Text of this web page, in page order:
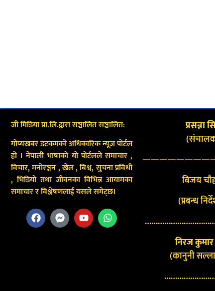
जी मिडिया प्रा.लि.द्वारा सञ्चालित सञ्चालित:
गोप्यखबर डटकमको अधिकारिक न्यूज पोर्टल
हो । नेपाली भाषाको यो पोर्टलले समाचार ,
विचार, मनोरञ्जन , खेल , बिश्व, सुचना प्रविधी
, भिडियो तथा जीवनका विभिन्न आयामका
समाचार र विश्लेषणलाई यसले समेट्छ।
प्रसन्ना
बिजय
(प्रबन्ध
निरज कुमार
(कानुनी